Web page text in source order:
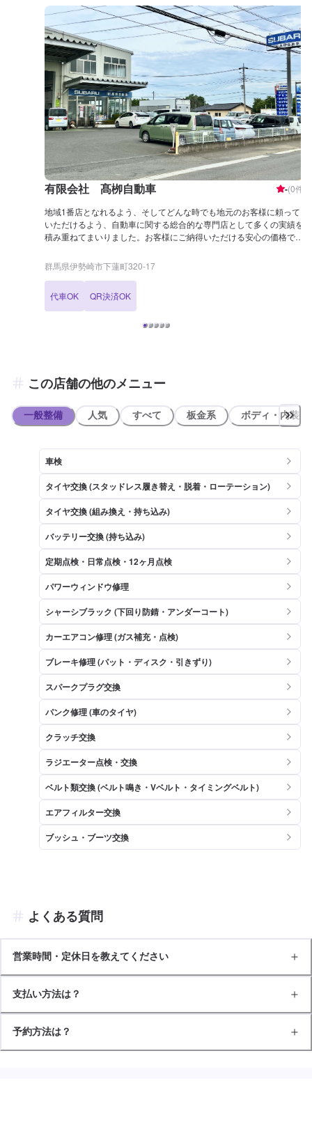
有限会社 髙栁自動車 -(0件)
地域1番店となれるよう、そしてどんな時でも地元のお客様に頼って
いただけるよう、自動車に関する総合的な専門店として多くの実績を
積み重ねてまいりました。お客様にご納得いただける安心の価格で自
群馬県伊勢崎市下蓮町320-17
代車OK QR決済OK
この店舗の他のメニュー
一般整備 人気 すべて 板金系 ボディ・内装
車検
タイヤ交換 (スタッドレス履き替え・脱着・ローテーション)
タイヤ交換 (組み換え・持ち込み)
バッテリー交換 (持ち込み)
定期点検・日常点検・12ヶ月点検
パワーウィンドウ修理
シャーシブラック (下回り防錆・アンダーコート)
カーエアコン修理 (ガス補充・点検)
ブレーキ修理 (パット・ディスク・引きずり)
スパークプラグ交換
パンク修理 (車のタイヤ)
クラッチ交換
ラジエーター点検・交換
ベルト類交換 (ベルト鳴き・Vベルト・タイミングベルト)
エアフィルター交換
ブッシュ・ブーツ交換
よくある質問
営業時間・定休日を教えてください
支払い方法は？
予約方法は？